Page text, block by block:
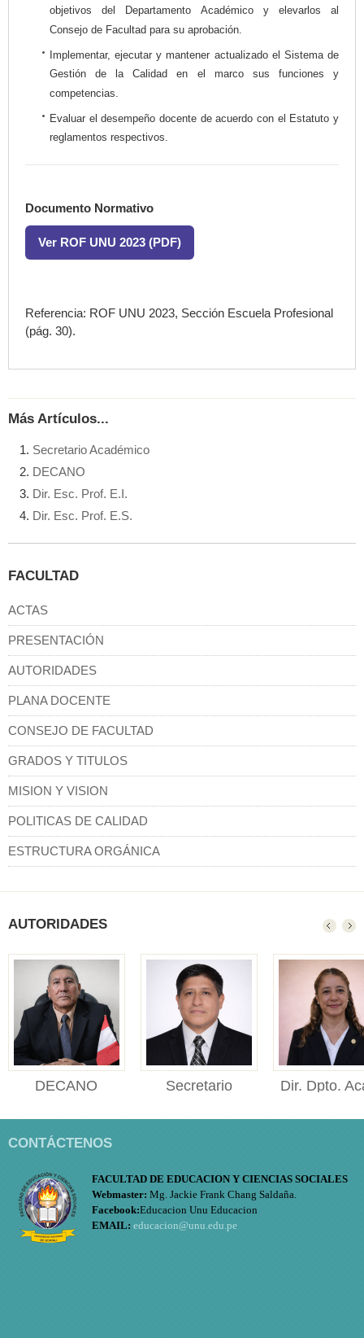
objetivos del Departamento Académico y elevarlos al
Consejo de Facultad para su aprobación.
Implementar, ejecutar y mantener actualizado el Sistema de
Gestión de la Calidad en el marco sus funciones y
competencias.
Evaluar el desempeño docente de acuerdo con el Estatuto y
reglamentos respectivos.
Documento Normativo
Ver ROF UNU 2023 (PDF)
Referencia: ROF UNU 2023, Sección Escuela Profesional
(pág. 30).
Más Artículos...
Secretario Académico
DECANO
Dir. Esc. Prof. E.I.
Dir. Esc. Prof. E.S.
FACULTAD
ACTAS
PRESENTACIÓN
AUTORIDADES
PLANA DOCENTE
CONSEJO DE FACULTAD
GRADOS Y TITULOS
MISION Y VISION
POLITICAS DE CALIDAD
ESTRUCTURA ORGÁNICA
AUTORIDADES
DECANO
Educación y Ciencias
Sociales ...
Secretario
Dir. Dpto.
Educación
CONTÁCTENOS
FACULTAD DE EDUCACION Y CIENCIAS SOCIALES
Webmaster: Mg. Jackie Frank Chang Saldaña.
Facebook:Educacion Unu Educacion
EMAIL: educacion@unu.edu.pe